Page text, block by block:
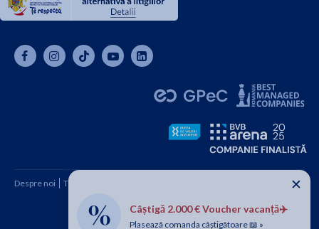
Câștigă 2.000 € Voucher vacanță✈️
Plasează comanda câștigătoare 📖 »
✕
Despre noi Termeni și condiții
Copyright © 2026 SC Libris SRL, CUI: RO1094992, Reg. Com.